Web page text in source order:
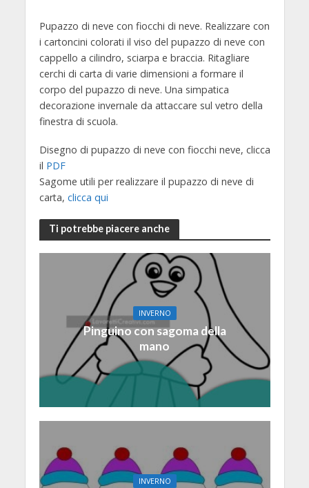
Pupazzo di neve con fiocchi di neve. Realizzare con
i cartoncini colorati il viso del pupazzo di neve con
cappello a cilindro, sciarpa e braccia. Ritagliare
cerchi di carta di varie dimensioni a formare il
corpo del pupazzo di neve. Una simpatica
decorazione invernale da attaccare sul vetro della
finestra di scuola.
Disegno di pupazzo di neve con fiocchi neve, clicca
il PDF
Sagome utili per realizzare il pupazzo di neve di
carta, clicca qui
Ti potrebbe piacere anche
INVERNO
Pinguino con sagoma della
mano
INVERNO